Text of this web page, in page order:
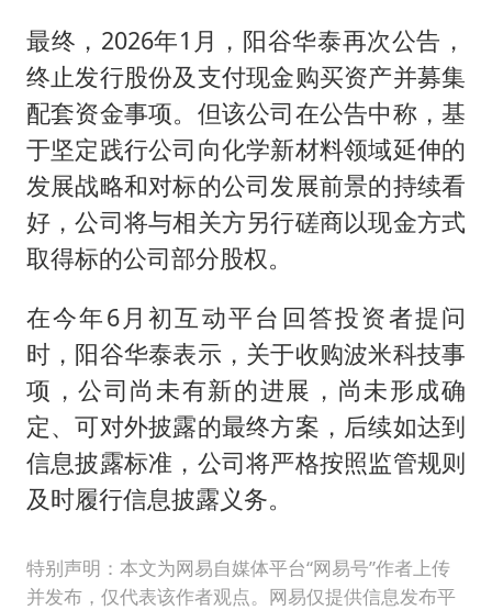
最终，2026年1月，阳谷华泰再次公告，
终止发行股份及支付现金购买资产并募集
配套资金事项。但该公司在公告中称，基
于坚定践行公司向化学新材料领域延伸的
发展战略和对标的公司发展前景的持续看
好，公司将与相关方另行磋商以现金方式
取得标的公司部分股权。
在今年6月初互动平台回答投资者提问
时，阳谷华泰表示，关于收购波米科技事
项，公司尚未有新的进展，尚未形成确
定、可对外披露的最终方案，后续如达到
信息披露标准，公司将严格按照监管规则
及时履行信息披露义务。
特别声明：本文为网易自媒体平台“网易号”作者上传
并发布，仅代表该作者观点。网易仅提供信息发布平